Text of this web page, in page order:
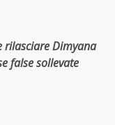
rilasciare Dimyana
false sollevate